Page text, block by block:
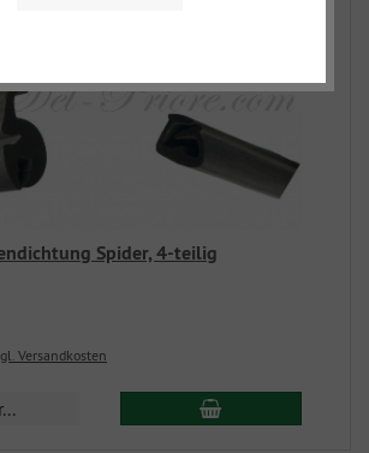
Spider, 4-teilig
Versandkosten